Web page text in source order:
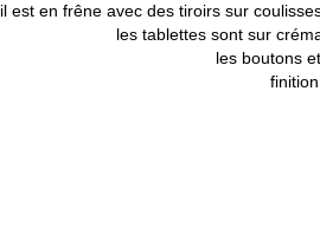
il est en frêne avec des tiroirs sur
les tablettes sont sur
les boutons